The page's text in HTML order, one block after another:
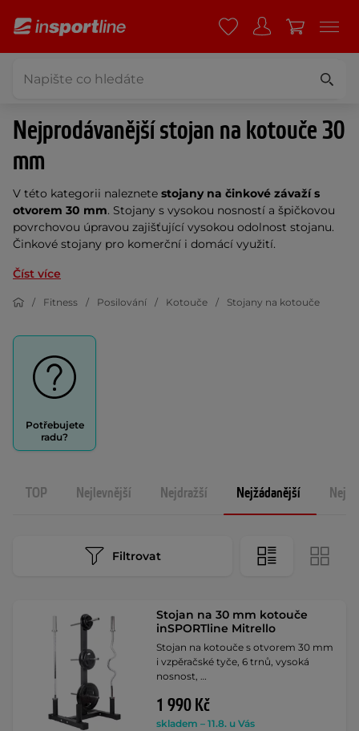
Nejprodávanější stojan na kotouče 30
mm
V této kategorii naleznete stojany na činkové závaží s
otvorem 30 mm. Stojany s vysokou nosností a špičkovou
povrchovou úpravou zajišťující vysokou odolnost stojanu.
Činkové stojany pro komerční i domácí využití.
Číst více
Fitness Posilování Kotouče Stojany na kotouče
Potřebujete
radu?
TOP Nejlevnější Nejdražší Nejžádanější
Filtrovat
Stojan na 30 mm kotouče
inSPORTline Mitrello
Stojan na kotouče s otvorem 30 mm
i vzpěračské tyče, 6 trnů, vysoká
nosnost, …
1 990 Kč
skladem – 11.8. u Vás